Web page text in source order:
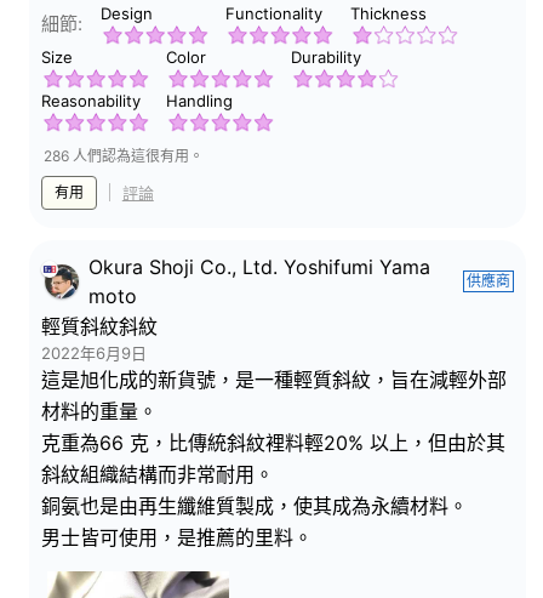
細節: Design Functionality Thickness
Size Color Durability
Reasonability Handling
286 人們認為這很有用。
有用 評論
Okura Shoji Co., Ltd. Yoshifumi Yama
moto
供應商
輕質斜紋斜紋
2022年6月9日
這是旭化成的新貨號，是一種輕質斜紋，旨在減輕外部
材料的重量。
克重為66 克，比傳統斜紋裡料輕20% 以上，但由於其
斜紋組織結構而非常耐用。
銅氨也是由再生纖維質製成，使其成為永續材料。
男士皆可使用，是推薦的里料。